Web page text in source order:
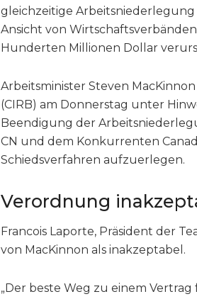
gleichzeitige
Ansicht von
Hunderten Millionen Dollar
Arbeitsminister Steven
(CIRB) am Donnerstag unter
Beendigung der
CN und dem Konkurrenten
Schiedsverfahren aufzuerlegen.
Verordnung
Francois Laporte, Präsident der
von MacKinnon als inakzeptabel.
„Der beste Weg zu einem